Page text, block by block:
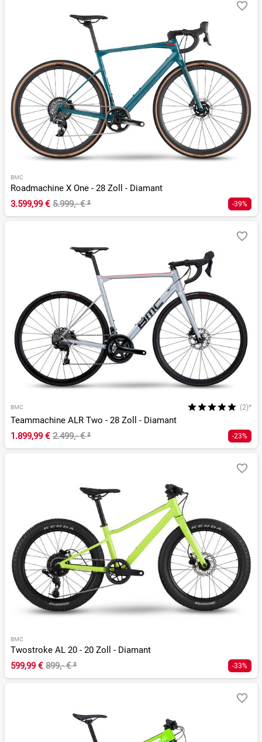
BMC
Roadmachine X One - 28 Zoll - Diamant
3.599,99 € 5.999,- €² -39%
BMC (2)*
Teammachine ALR Two - 28 Zoll - Diamant
1.899,99 € 2.499,- €² -23%
BMC
Twostroke AL 20 - 20 Zoll - Diamant
599,99 € 899,- €² -33%